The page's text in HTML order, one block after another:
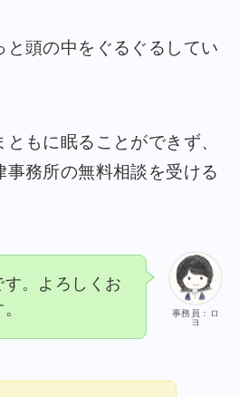
と頭の中をぐるぐるしてい
ともに眠ることができず、
事務所の無料相談を受ける
事務員：ロ
ヨ
。よろしくお